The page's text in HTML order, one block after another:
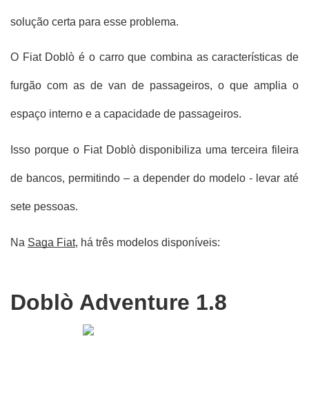
solução certa para esse problema.
O Fiat Doblò é o carro que combina as características de
furgão com as de van de passageiros, o que amplia o
espaço interno e a capacidade de passageiros.
Isso porque o Fiat Doblò disponibiliza uma terceira fileira
de bancos, permitindo – a depender do modelo - levar até
sete pessoas.
Na Saga Fiat, há três modelos disponíveis:
Doblò Adventure 1.8